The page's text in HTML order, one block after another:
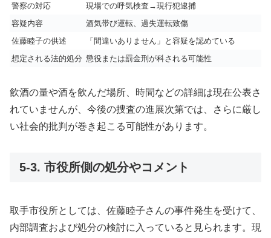
警察の対応
現場での呼気検査→現行犯逮捕
容疑内容
酒気帯び運転、過失運転致傷
佐藤睦子の供述
「間違いありません」と容疑を認めている
想定される法的処分 懲役または罰金刑が科される可能性
飲酒の量や酒を飲んだ場所、時間などの詳細は現在公表さ
れていませんが、今後の捜査の進展次第では、さらに厳し
い社会的批判が巻き起こる可能性があります。
5-3. 市役所側の処分やコメント
取手市役所としては、佐藤睦子さんの事件発生を受けて、
内部調査および処分の検討に入っていると見られます。現